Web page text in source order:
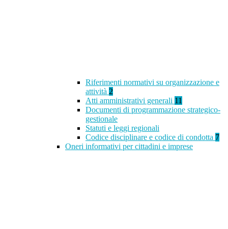
Riferimenti normativi su organizzazione e
attività 2
Atti amministrativi generali 11
Documenti di programmazione strategico-
gestionale
Statuti e leggi regionali
Codice disciplinare e codice di condotta 7
Oneri informativi per cittadini e imprese